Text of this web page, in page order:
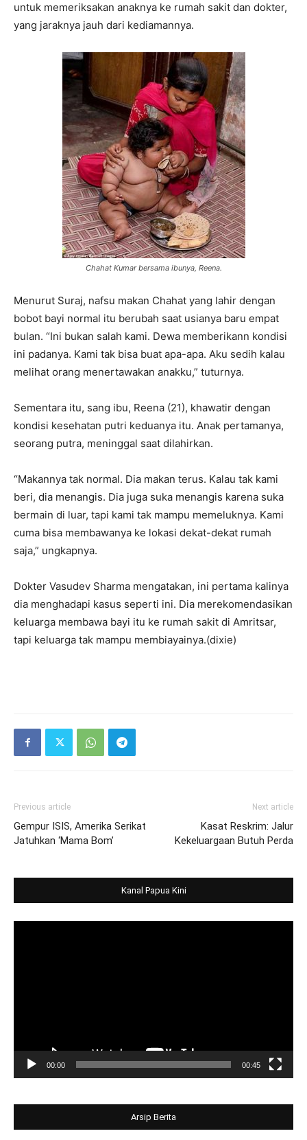
untuk memeriksakan anaknya ke rumah sakit dan dokter,
yang jaraknya jauh dari kediamannya.
Chahat Kumar bersama ibunya, Reena.
Menurut Suraj, nafsu makan Chahat yang lahir dengan
bobot bayi normal itu berubah saat usianya baru empat
bulan. “Ini bukan salah kami. Dewa memberikann kondisi
ini padanya. Kami tak bisa buat apa-apa. Aku sedih kalau
melihat orang menertawakan anakku,” tuturnya.
Sementara itu, sang ibu, Reena (21), khawatir dengan
kondisi kesehatan putri keduanya itu. Anak pertamanya,
seorang putra, meninggal saat dilahirkan.
“Makannya tak normal. Dia makan terus. Kalau tak kami
beri, dia menangis. Dia juga suka menangis karena suka
bermain di luar, tapi kami tak mampu memeluknya. Kami
cuma bisa membawanya ke lokasi dekat-dekat rumah
saja,” ungkapnya.
Dokter Vasudev Sharma mengatakan, ini pertama kalinya
dia menghadapi kasus seperti ini. Dia merekomendasikan
keluarga membawa bayi itu ke rumah sakit di Amritsar,
tapi keluarga tak mampu membiayainya.(dixie)
Previous article
Gempur ISIS, Amerika Serikat
Jatuhkan ‘Mama Bom’
Next article
Kasat Reskrim: Jalur
Kekeluargaan Butuh Perda
Kanal Papua Kini
00:00 00:45
Arsip Berita